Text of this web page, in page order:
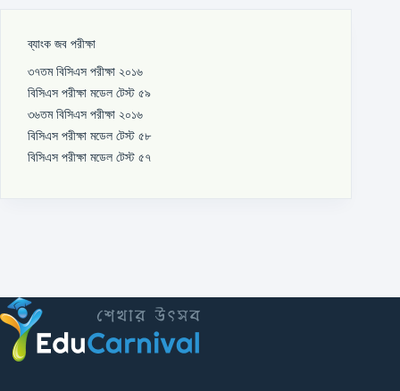
ব্যাংক জব পরীক্ষা
৩৭তম বিসিএস পরীক্ষা ২০১৬
বিসিএস পরীক্ষা মডেল টেস্ট ৫৯
৩৬তম বিসিএস পরীক্ষা ২০১৬
বিসিএস পরীক্ষা মডেল টেস্ট ৫৮
বিসিএস পরীক্ষা মডেল টেস্ট ৫৭